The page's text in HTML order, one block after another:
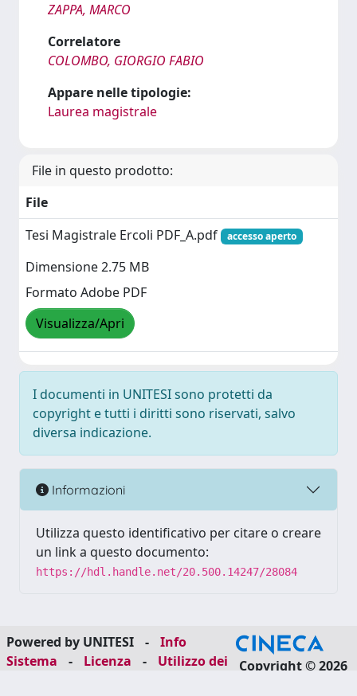
ZAPPA, MARCO
Correlatore
COLOMBO, GIORGIO FABIO
Appare nelle tipologie:
Laurea magistrale
File in questo prodotto:
File
Tesi Magistrale Ercoli PDF_A.pdf
accesso aperto
Dimensione 2.75 MB
Formato Adobe PDF
Visualizza/Apri
I documenti in UNITESI sono protetti da
copyright e tutti i diritti sono riservati, salvo
diversa indicazione.
Informazioni
Utilizza questo identificativo per citare o creare
un link a questo documento:
https://hdl.handle.net/20.500.14247/28084
Powered by UNITESI -
Info
Sistema
- Licenza -
Utilizzo dei
Copyright © 2026